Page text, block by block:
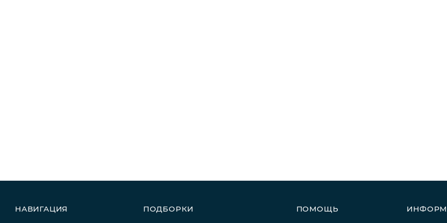
НАВИГАЦИЯ ПОДБОРКИ ПОМОЩЬ